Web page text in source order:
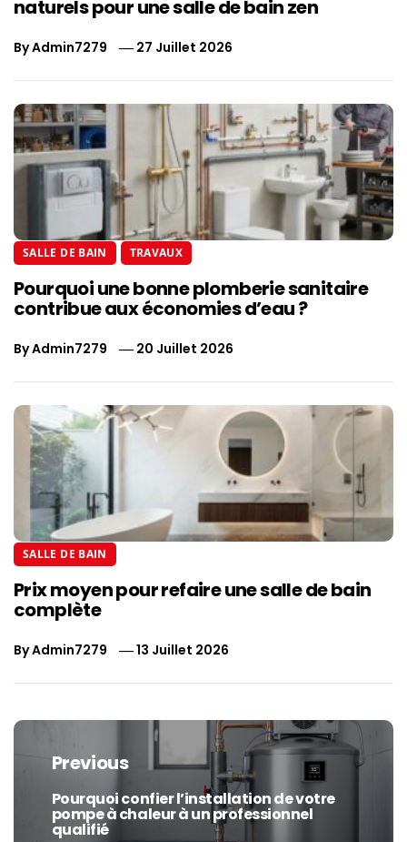
naturels pour une salle de bain zen
ByAdmin7279 27 Juillet 2026
SALLE DE BAIN TRAVAUX
Pourquoi une bonne plomberie sanitaire
contribue aux économies d’eau ?
ByAdmin7279 20 Juillet 2026
SALLE DE BAIN
Prix moyen pour refaire une salle de bain
complète
ByAdmin7279 13 Juillet 2026
Navigation
l’article
Previous
Previous
post:
Pourquoi confier l’installation de votre
pompe à chaleur à un professionnel
qualifié